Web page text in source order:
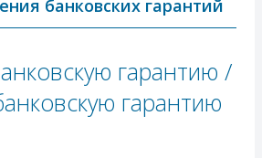
банковских гарантий
гарантию /
гарантию